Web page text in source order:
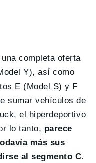
completa oferta
Y), así como
E (Model S) y F
sumar vehículos de
el hiperdeportivo
lo tanto, parece
más sus
al segmento C.